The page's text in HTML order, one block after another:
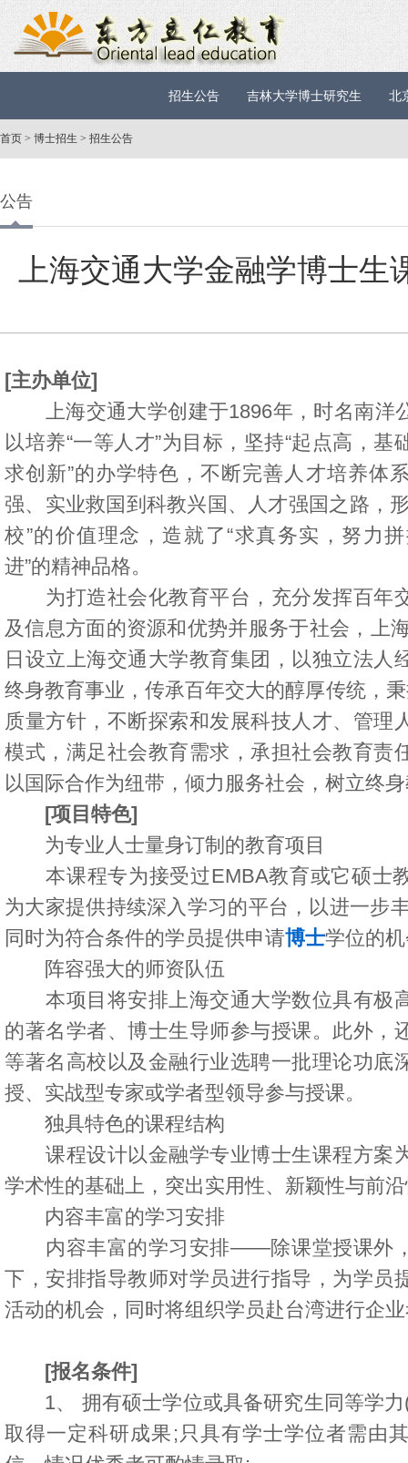
招生公告 吉林大学博士研究生 北
首页 > 博士招生 > 招生公告
公告
上海交通大学金融学博士生
[主办单位]
上海交通大学创建于1896年，时名南洋
以培养“一等人才”为目标，坚持“起点高，
求创新”的办学特色，不断完善人才培养体
强、实业救国到科教兴国、人才强国之路，
校”的价值理念，造就了“求真务实，努力
进”的精神品格。
为打造社会化教育平台，充分发挥百年
及信息方面的资源和优势并服务于社会，上
日设立上海交通大学教育集团，以独立法人
终身教育事业，传承百年交大的醇厚传统，
质量方针，不断探索和发展科技人才、管理
模式，满足社会教育需求，承担社会教育责
以国际合作为纽带，倾力服务社会，树立终
[项目特色]
为专业人士量身订制的教育项目
本课程专为接受过EMBA教育或它硕士
为大家提供持续深入学习的平台，以进一步
同时为符合条件的学员提供申请博士学位的
阵容强大的师资队伍
本项目将安排上海交通大学数位具有极
的著名学者、博士生导师参与授课。此外，
等著名高校以及金融行业选聘一批理论功底
授、实战型专家或学者型领导参与授课。
独具特色的课程结构
课程设计以金融学专业博士生课程方案
学术性的基础上，突出实用性、新颖性与前
内容丰富的学习安排
内容丰富的学习安排——除课堂授课外，
下，安排指导教师对学员进行指导，为学员
活动的机会，同时将组织学员赴台湾进行企
[报名条件]
1、 拥有硕士学位或具备研究生同等学力
取得一定科研成果;只具有学士学位者需由